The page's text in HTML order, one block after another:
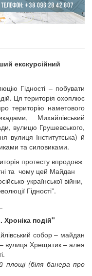
екскурсійний
Гідності – побувати
Ця територія охоплює
територію наметового
Михайлівський
вулицю Грушевського,
вулиця Інститутська) й
та силовиками.
протесту впродовж
та чому цей Майдан
української війни,
Гідності”.
Хроніка подій"
собор – майдан
вулиця Хрещатик – алея
(біля банера про